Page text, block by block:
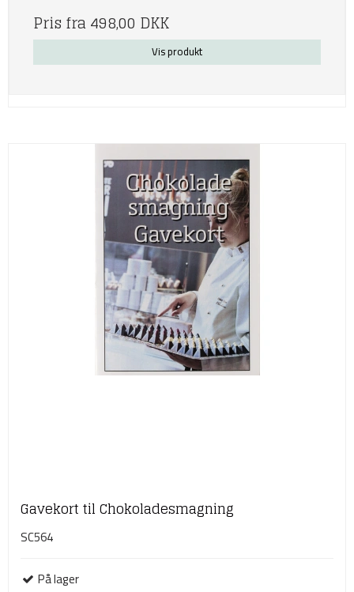
Pris fra498,00 DKK
Vis produkt
Gavekort til Chokoladesmagning
SC564
På lager